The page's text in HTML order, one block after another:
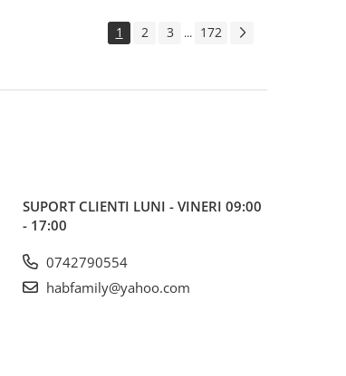
1 2 3 ... 172
SUPORT CLIENTI LUNI - VINERI 09:00
- 17:00
0742790554
habfamily@yahoo.com